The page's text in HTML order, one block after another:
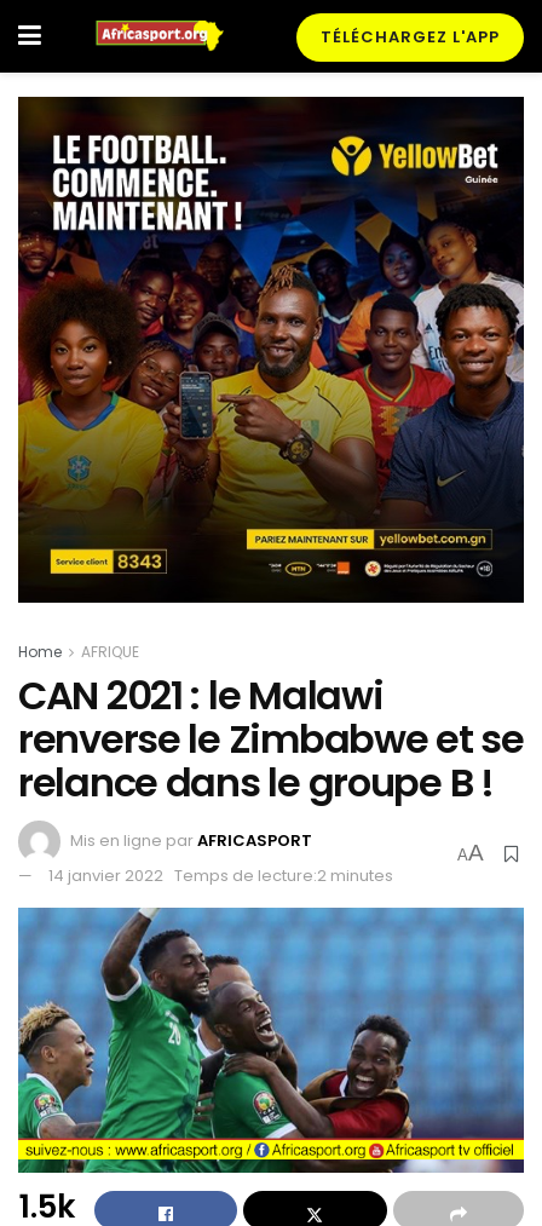
TÉLÉCHARGEZ L'APP
Home AFRIQUE
CAN 2021 : le Malawi
renverse le Zimbabwe et se
relance dans le groupe B !
Mis en ligne parAFRICASPORT
14 janvier 2022 Temps de lecture:2 minutes
AA
1.5k